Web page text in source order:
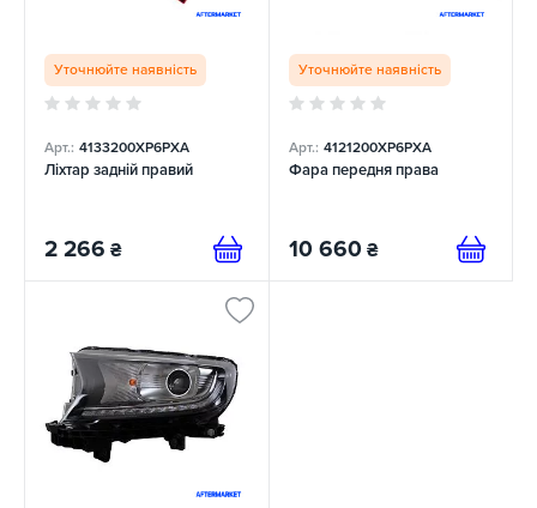
Уточнюйте наявність
Арт.: 4133200XP6PXA
Ліхтар задній правий
2 266 ₴
Уточнюйте наявність
Арт.: 4121200XP6PXA
Фара передня права
10 660 ₴